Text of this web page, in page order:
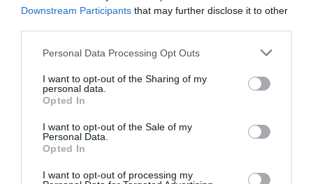
Downstream Participants that may further disclose it to other
Personal Data Processing Opt Outs
I want to opt-out of the Sharing of my
personal data.
Opted In
I want to opt-out of the Sale of my
Personal Data.
Opted In
I want to opt-out of processing my